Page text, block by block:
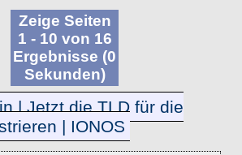
Zeige Seiten
1 - 10 von 16
Ergebnisse (0
Sekunden)
| Jetzt die TLD für die
| IONOS